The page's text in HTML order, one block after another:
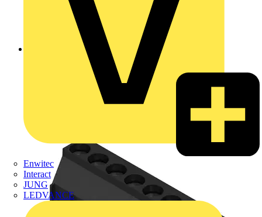
Enwitec
Interact
JUNG
LEDVANCE
Zurück zu Produkte